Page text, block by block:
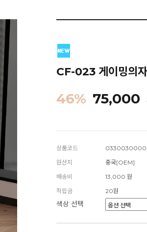
CF-023 게이밍의
46% 75,000
상품코드
원산지
중국[OEM]
배송비
13,000 원
적립금
20원
색상 선택